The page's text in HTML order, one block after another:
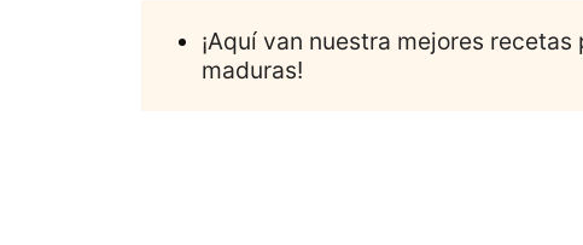
¡Aquí van nuestra mejores
maduras!